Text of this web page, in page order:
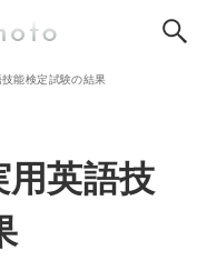
能検定試験の結果
英語技